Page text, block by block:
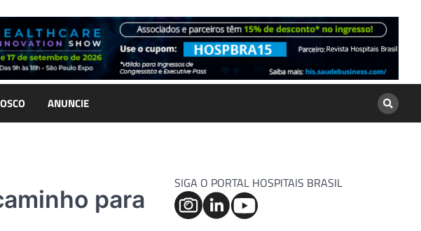
ANUNCIE
para
SIGA O PORTAL HOSPITAIS BRASIL